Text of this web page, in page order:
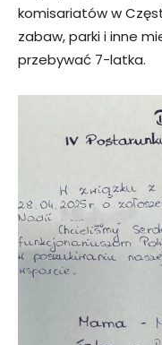
komisariatów w
zabaw, parki i inne
przebywać 7-latka.